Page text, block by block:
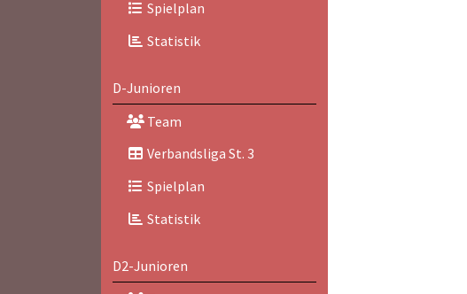
Spielplan
Statistik
D-Junioren
Team
Verbandsliga St. 3
Spielplan
Statistik
D2-Junioren